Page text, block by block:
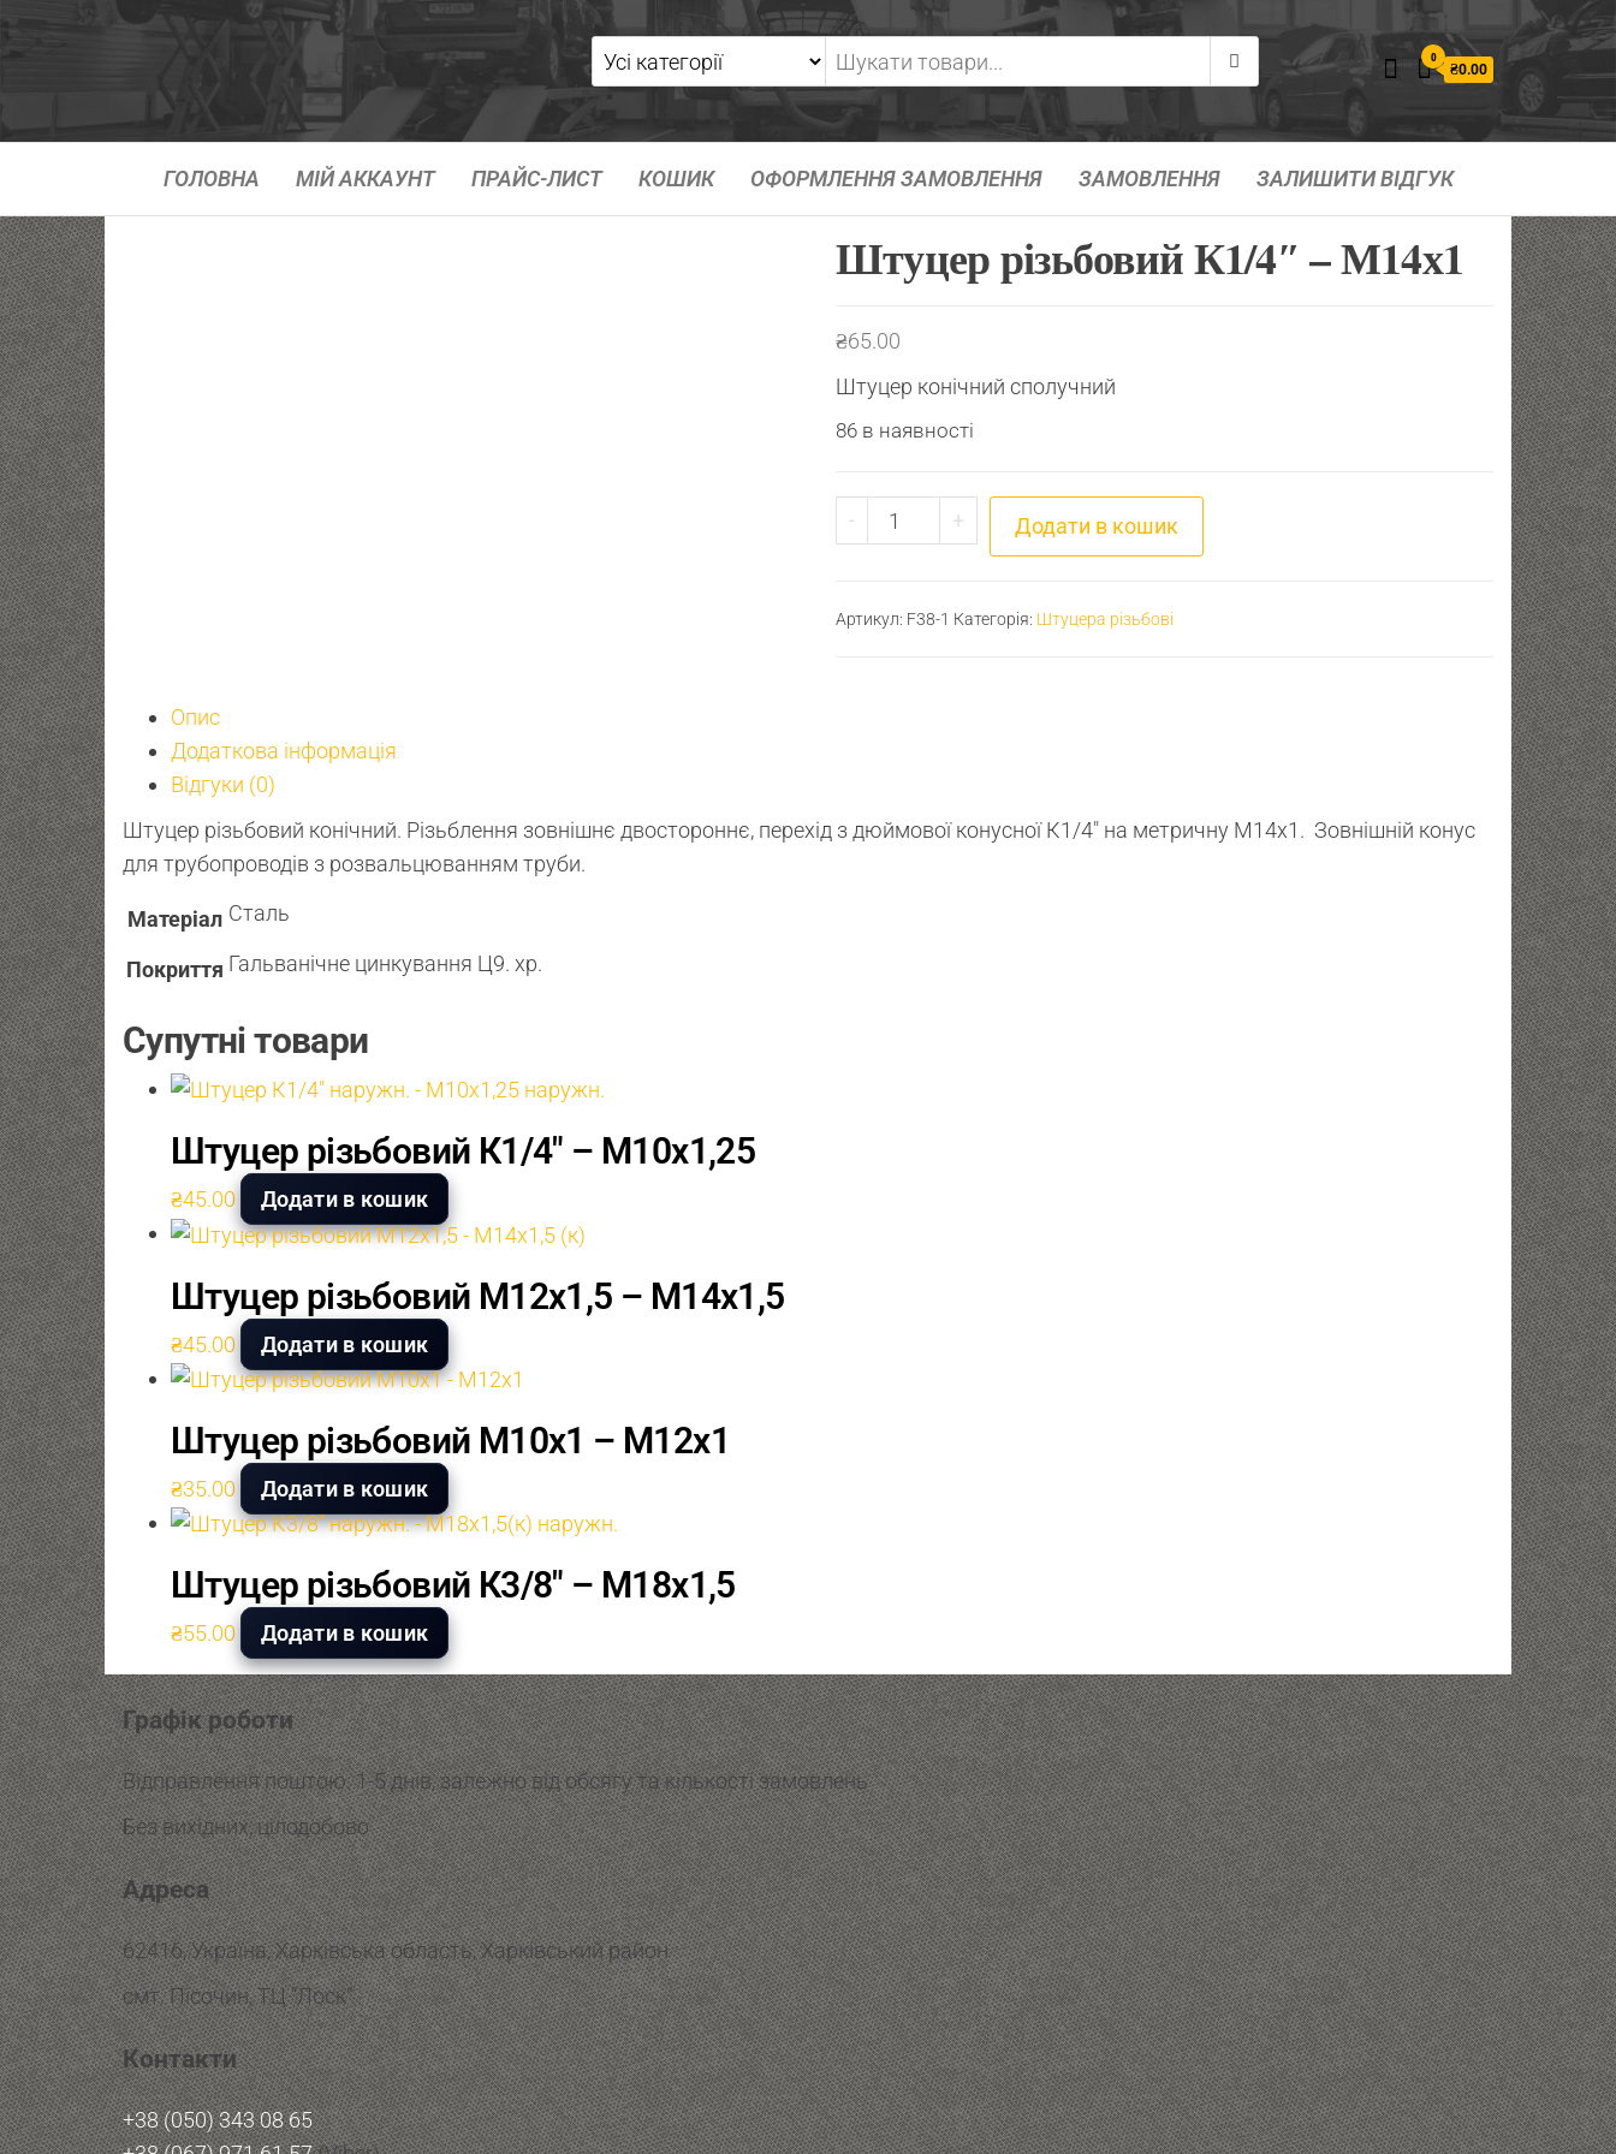
0
₴0.00
ГОЛОВНА МІЙ АККАУНТ ПРАЙС-ЛИСТ КОШИК ОФОРМЛЕННЯ ЗАМОВЛЕННЯ ЗАМОВЛЕННЯ ЗАЛИШИТИ ВІДГУК
Штуцер різьбовий К1/4″ – М14х1
₴65.00
Штуцер конічний сполучний
86 в наявності
- Штуцер різьбовий К1/4" - М14х1 кількість
+ Додати в кошик
Артикул: F38-1 Категорія: Штуцера різьбові
Опис
Додаткова інформація
Відгуки (0)
Штуцер різьбовий конічний. Різьблення зовнішнє двостороннє, перехід з дюймової конусної К1/4″ на метричну М14х1. Зовнішній конус
для трубопроводів з розвальцюванням труби.
Матеріал Сталь
Покриття Гальванічне цинкування Ц9. хр.
Супутні товари
Штуцер різьбовий К1/4″ – М10х1,25
₴45.00 Додати в кошик
Штуцер різьбовий М12х1,5 – М14х1,5
₴45.00 Додати в кошик
Штуцер різьбовий М10х1 – М12х1
₴35.00 Додати в кошик
Штуцер різьбовий К3/8″ – М18х1,5
₴55.00 Додати в кошик
Графік роботи
Відправлення поштою: 1-5 днів, залежно від обсягу та кількості замовлень
Без вихідних, цілодобово
Адреса
62416, Україна, Харківська область, Харківський район
смт. Пісочин, ТЦ “Лоск”
Контакти
+38 (050) 343 08 65